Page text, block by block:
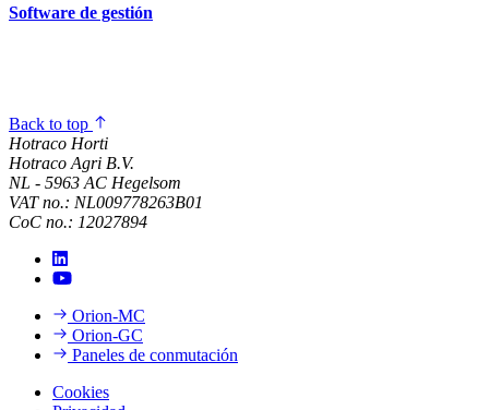
Software de gestión
Back to top
Hotraco Horti
Hotraco Agri B.V.
NL - 5963 AC Hegelsom
VAT no.: NL009778263B01
CoC no.: 12027894
Orion-MC
Orion-GC
Paneles de conmutación
Cookies